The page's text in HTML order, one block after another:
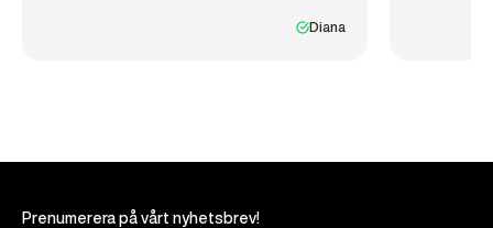
Diana
Prenumerera på vårt nyhetsbrev!